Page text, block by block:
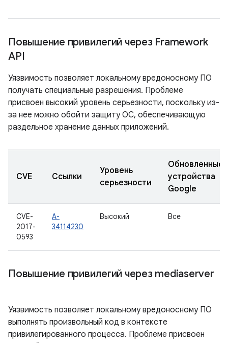
Повышение привилегий через Framework
API
Уязвимость позволяет локальному вредоносному ПО
получать специальные разрешения. Проблеме
присвоен высокий уровень серьезности, поскольку из-
за нее можно обойти защиту ОС, обеспечивающую
раздельное хранение данных приложений.
CVE Ссылки
Уровень
серьезности
Обновленные
устройства
Google
CVE-
2017-
0593
A-
34114230
Высокий Все
Повышение привилегий через mediaserver
Уязвимость позволяет локальному вредоносному ПО
выполнять произвольный код в контексте
привилегированного процесса. Проблеме присвоен